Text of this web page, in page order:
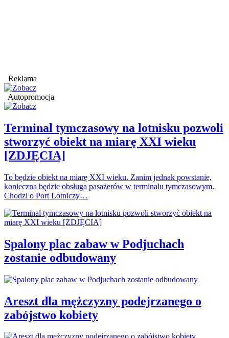
Reklama
Autopromocja
Terminal tymczasowy na lotnisku pozwoli
stworzyć obiekt na miarę XXI wieku
[ZDJĘCIA]
To będzie obiekt na miarę XXI wieku. Zanim jednak powstanie,
konieczna będzie obsługa pasażerów w terminalu tymczasowym.
Chodzi o Port Lotniczy…
Spalony plac zabaw w Podjuchach
zostanie odbudowany
Areszt dla mężczyzny podejrzanego o
zabójstwo kobiety